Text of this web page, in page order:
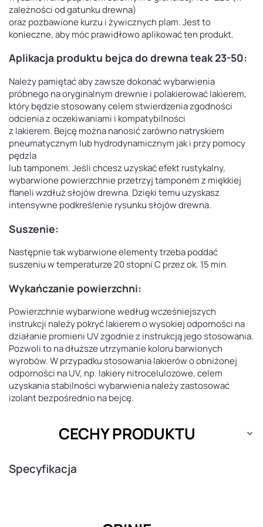
zależności od gatunku drewna)
oraz pozbawione kurzu i żywicznych plam. Jest to
konieczne, aby móc prawidłowo aplikować ten produkt.
Aplikacja produktu bejca do drewna teak 23-50:
Należy pamiętać aby zawsze dokonać wybarwienia
próbnego na oryginalnym drewnie i polakierować lakierem,
który będzie stosowany celem stwierdzenia zgodności
odcienia z oczekiwaniami i kompatybilności
z lakierem. Bejcę można nanosić zarówno natryskiem
pneumatycznym lub hydrodynamicznym jak i przy pomocy
pędzla
lub tamponem. Jeśli chcesz uzyskać efekt rustykalny,
wybarwione powierzchnie przetrzyj tamponem z miękkiej
flaneli wzdłuż słojów drewna. Dzięki temu uzyskasz
intensywne podkreślenie rysunku słojów drewna.
Suszenie:
Następnie tak wybarwione elementy trzeba poddać
suszeniu w temperaturze 20 stopni C przez ok. 15 min.
Wykańczanie powierzchni:
Powierzchnie wybarwione według wcześniejszych
instrukcji należy pokryć lakierem o wysokiej odporności na
działanie promieni UV zgodnie z instrukcją jego stosowania.
Pozwoli to na dłuższe utrzymanie koloru barwionych
wyrobów. W przypadku stosowania lakierów o obniżonej
odporności na UV, np. lakiery nitrocelulozowe, celem
uzyskania stabilności wybarwienia należy zastosować
izolant bezpośrednio na bejcę.
CECHY PRODUKTU
Specyfikacja